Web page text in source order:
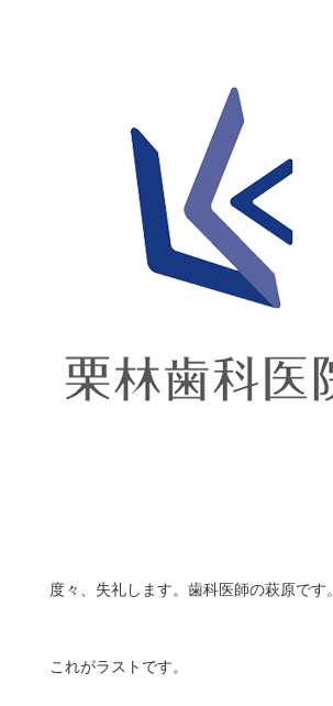
度々、失礼します。歯科医師の萩原です。
これがラストです。